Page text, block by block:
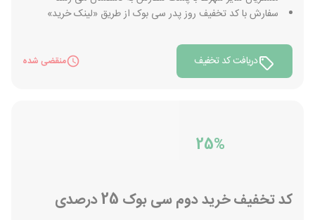
سفارش با کد تخفیف روز پدر سی بوک از طریق «لینک خرید»
دریافت کد تخفیف منقضی شده
25%
کد تخفیف خرید دوم سی بوک 25 درصدی